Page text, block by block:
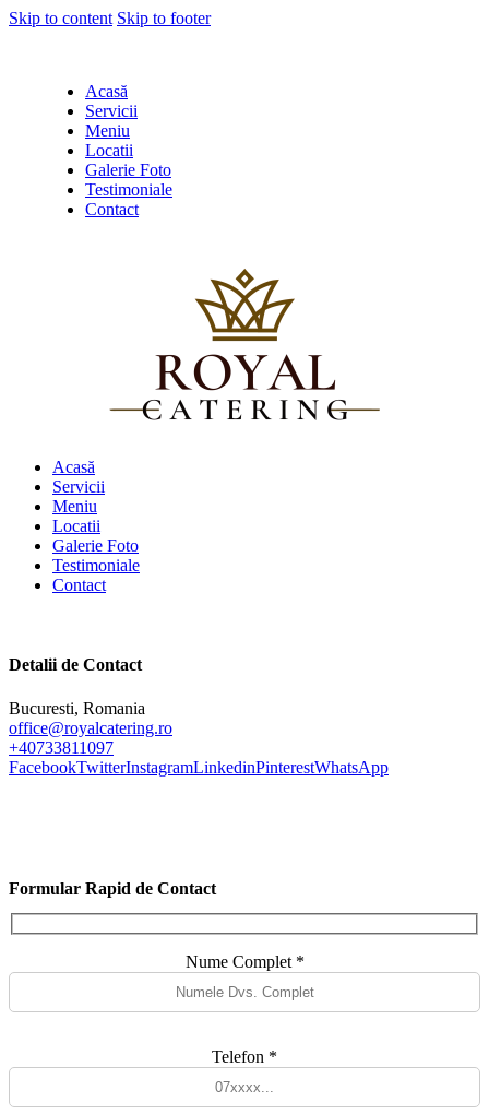
Skip to content Skip to footer
Acasă
Servicii
Meniu
Locatii
Galerie Foto
Testimoniale
Contact
Acasă
Servicii
Meniu
Locatii
Galerie Foto
Testimoniale
Contact
Detalii de Contact
Bucuresti, Romania
office@royalcatering.ro
+40733811097
FacebookTwitterInstagramLinkedinPinterestWhatsApp
Formular Rapid de Contact
Nume Complet *
Telefon *